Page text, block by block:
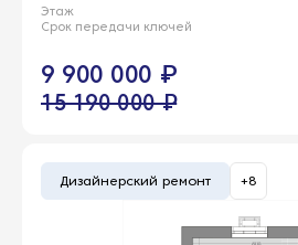
Этаж
Срок передачи ключей
9 900 000 ₽
15 190 000 ₽
Дизайнерский ремонт +8